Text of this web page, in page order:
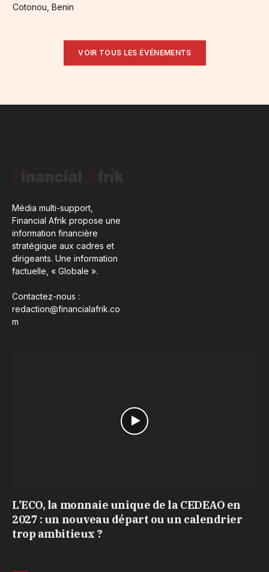
Cotonou, Benin
VOIR TOUS LES ÉVÉNEMENTS
Média multi-support,
Financial Afrik propose une
information financière
stratégique aux cadres et
dirigeants. Une information
factuelle, « Globale ».
Contactez-nous :
redaction@financialafrik.co
m
L’ECO, la monnaie unique de la CEDEAO en
2027 : un nouveau départ ou un calendrier
trop ambitieux ?